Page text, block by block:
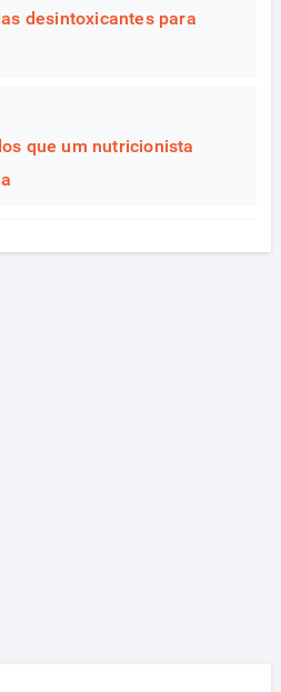
desintoxicantes para
que um nutricionista